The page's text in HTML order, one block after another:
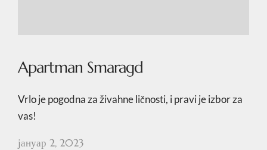
Apartman Smaragd
Vrlo je pogodna za živahne ličnosti, i pravi je izbor za
vas!
јануар 2, 2023